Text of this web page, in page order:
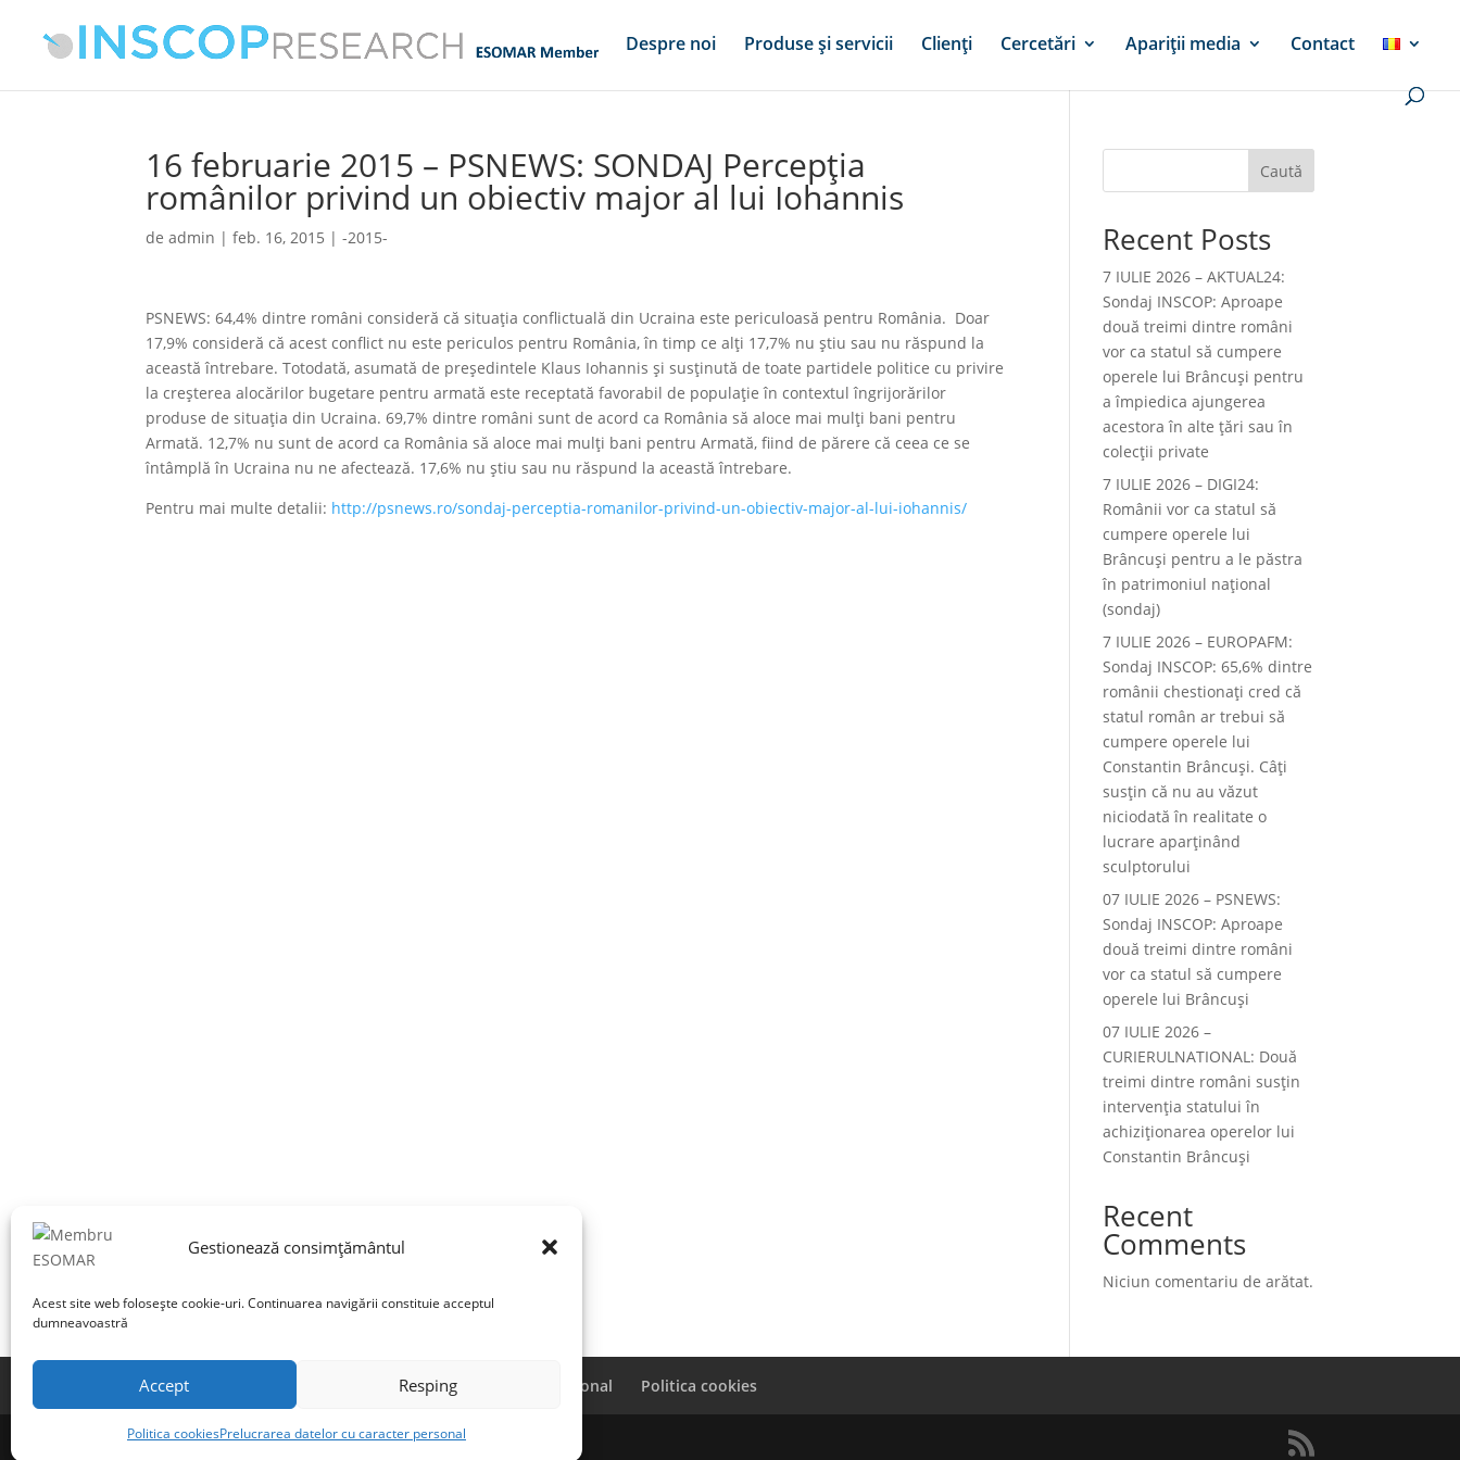
Gestionează consimțământul
Acest site web folosește cookie-uri. Continuarea navigării constituie acceptul
dumneavoastră
Accept Resping
Politica cookiesPrelucrarea datelor cu caracter personal
Despre noi Produse și servicii Clienți Cercetări Apariții media Contact
16 februarie 2015 – PSNEWS: SONDAJ Percepția
românilor privind un obiectiv major al lui Iohannis
deadmin |feb. 16, 2015 |-2015-
PSNEWS: 64,4% dintre români consideră că situația conflictuală din Ucraina este periculoasă pentru România. Doar
17,9% consideră că acest conflict nu este periculos pentru România, în timp ce alți 17,7% nu știu sau nu răspund la
această întrebare. Totodată, asumată de președintele Klaus Iohannis și susținută de toate partidele politice cu privire
la creșterea alocărilor bugetare pentru armată este receptată favorabil de populație în contextul îngrijorărilor
produse de situația din Ucraina. 69,7% dintre români sunt de acord ca România să aloce mai mulți bani pentru
Armată. 12,7% nu sunt de acord ca România să aloce mai mulți bani pentru Armată, fiind de părere că ceea ce se
întâmplă în Ucraina nu ne afectează. 17,6% nu știu sau nu răspund la această întrebare.
Pentru mai multe detalii: http://psnews.ro/sondaj-perceptia-romanilor-privind-un-obiectiv-major-al-lui-iohannis/
Caută
Recent Posts
7 IULIE 2026 – AKTUAL24:
Sondaj INSCOP: Aproape
două treimi dintre români
vor ca statul să cumpere
operele lui Brâncuşi pentru
a împiedica ajungerea
acestora în alte ţări sau în
colecţii private
7 IULIE 2026 – DIGI24:
Românii vor ca statul să
cumpere operele lui
Brâncuși pentru a le păstra
în patrimoniul național
(sondaj)
7 IULIE 2026 – EUROPAFM:
Sondaj INSCOP: 65,6% dintre
românii chestionați cred că
statul român ar trebui să
cumpere operele lui
Constantin Brâncuși. Câți
susțin că nu au văzut
niciodată în realitate o
lucrare aparținând
sculptorului
07 IULIE 2026 – PSNEWS:
Sondaj INSCOP: Aproape
două treimi dintre români
vor ca statul să cumpere
operele lui Brâncuși
07 IULIE 2026 –
CURIERULNATIONAL: Două
treimi dintre români susțin
intervenția statului în
achiziționarea operelor lui
Constantin Brâncuși
Recent
Comments
Niciun comentariu de arătat.
Termeni și condiții Prelucrarea datelor cu caracter personal Politica cookies
©INSCOP Research